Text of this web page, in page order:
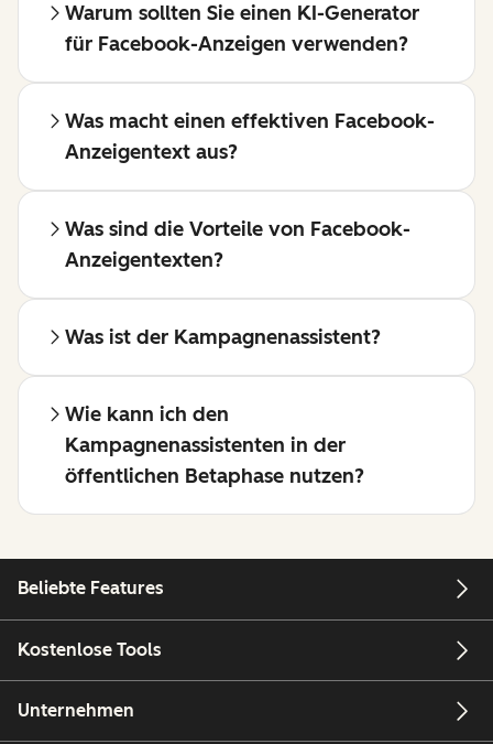
Warum sollten Sie einen KI-Generator
für Facebook-Anzeigen verwenden?
Was macht einen effektiven Facebook-
Anzeigentext aus?
Was sind die Vorteile von Facebook-
Anzeigentexten?
Was ist der Kampagnenassistent?
Wie kann ich den
Kampagnenassistenten in der
öffentlichen Betaphase nutzen?
Beliebte Features
Kostenlose Tools
Unternehmen